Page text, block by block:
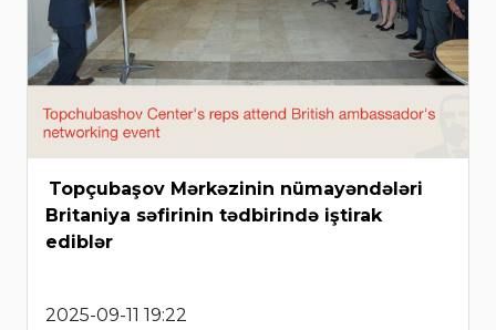
Topçubaşov Mərkəzinin nümayəndələri
Britaniya səfirinin tədbirində iştirak
ediblər
2025-09-11 19:22